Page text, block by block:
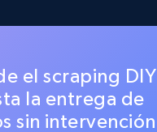
el scraping DIY
la entrega de
sin intervención